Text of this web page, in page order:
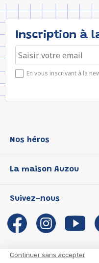
Continuer sans accepter
Inscription à
En vous inscrivant à la
Nos héros
P'tit Loup
Les Influenceuses
Migali
Petite Taupe
La maison Auzou
Notre histoire
Auzou s'engage
Auteurs et illustrateurs
Suivez-nous